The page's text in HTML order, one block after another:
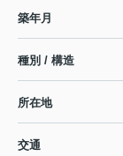
築年月
種別 / 構造
所在地
交通